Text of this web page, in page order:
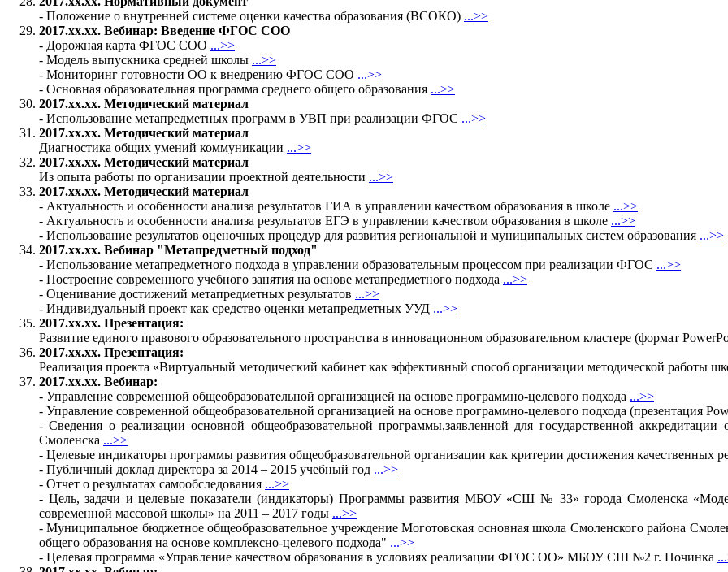
- Положение о внутренней системе оценки качества образования (ВСОКО) ...>>
2017.хх.хх. Вебинар: Введение ФГОС СОО
- Дорожная карта ФГОС СОО ...>>
- Модель выпускника средней школы ...>>
- Мониторинг готовности ОО к внедрению ФГОС СОО ...>>
- Основная образовательная программа среднего общего образования ...>>
2017.хх.хх. Методический материал
- Использование метапредметных программ в УВП при реализации ФГОС ...>>
2017.хх.хх. Методический материал
Диагностика общих умений коммуникации ...>>
2017.хх.хх. Методический материал
Из опыта работы по организации проектной деятельности ...>>
2017.хх.хх. Методический материал
- Актуальность и особенности анализа результатов ГИА в управлении качеством образования в школе ...>>
- Актуальность и особенности анализа результатов ЕГЭ в управлении качеством образования в школе ...>>
- Использование результатов оценочных процедур для развития региональной и муниципальных систем образования ...>>
2017.хх.хх. Вебинар "Метапредметный подход"
- Использование метапредметного подхода в управлении образовательным процессом при реализации ФГОС ...>>
- Построение современного учебного занятия на основе метапредметного подхода ...>>
- Оценивание достижений метапредметных результатов ...>>
- Индивидуальный проект как средство оценки метапредметных УУД ...>>
2017.хх.хх. Презентация:
Развитие единого правового образовательного пространства в инновационном образовательном кластере (формат
2017.хх.хх. Презентация:
Реализация проекта «Виртуальный методический кабинет как эффективный способ организации методической работы
2017.хх.хх. Вебинар:
- Управление современной общеобразовательной организацией на основе программно-целевого подхода ...>>
- Управление современной общеобразовательной организацией на основе программно-целевого подхода (презентация
- Сведения о реализации основной общеобразовательной программы,заявленной для государственной
Смоленска ...>>
- Целевые индикаторы программы развития общеобразовательной организации как критерии достижения качественных
- Публичный доклад директора за 2014 – 2015 учебный год ...>>
- Отчет о результатах самообследования ...>>
- Цель, задачи и целевые показатели (индикаторы) Программы развития МБОУ «СШ № 33» города Смоленска
современной массовой школы» на 2011 – 2017 годы ...>>
- Муниципальное бюджетное общеобразовательное учреждение Моготовская основная школа Смоленского района
общего образования на основе комплексно-целевого подхода" ...>>
- Целевая программа «Управление качеством образования в условиях реализации ФГОС ОО» МБОУ СШ №2 г. Починка